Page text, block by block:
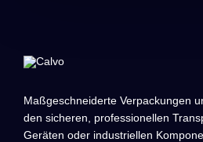
Maßgeschneiderte Verpackungen
den sicheren, professionellen
Geräten oder industriellen